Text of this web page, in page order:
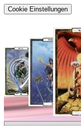
Cookie Einstellungen